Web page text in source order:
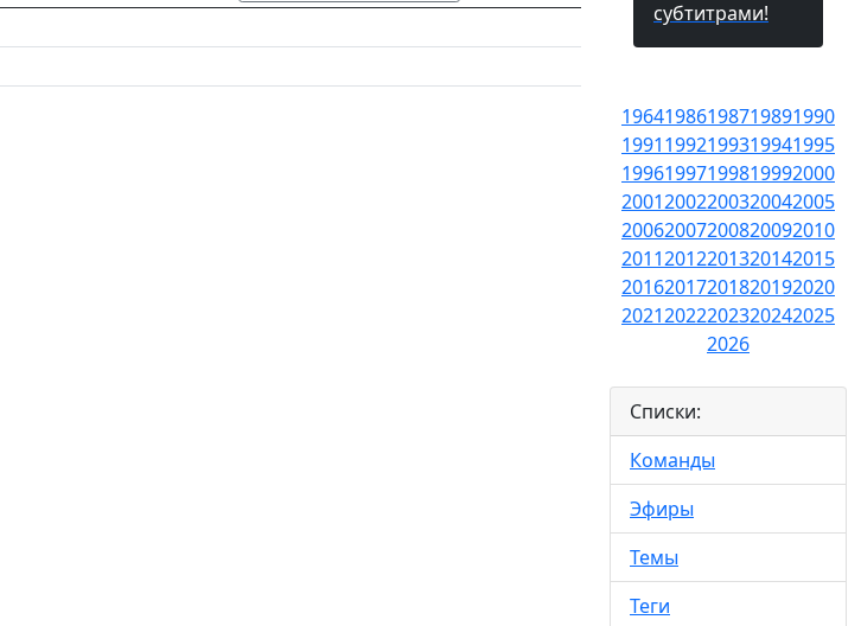
субтитрами!
19641986198719891990
19911992199319941995
19961997199819992000
20012002200320042005
20062007200820092010
20112012201320142015
20162017201820192020
20212022202320242025
2026
Списки:
Команды
Эфиры
Темы
Теги